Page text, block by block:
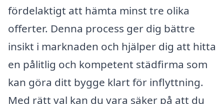
fördelaktigt att hämta minst tre olika
offerter. Denna process ger dig bättre
insikt i marknaden och hjälper dig att hitta
en pålitlig och kompetent städfirma som
kan göra ditt bygge klart för inflyttning.
Med rätt val kan du vara säker på att du